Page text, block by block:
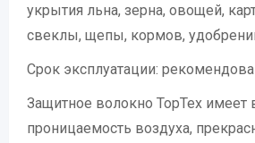
укрытия льна, зерна, овощей,
свеклы, щепы, кормов,
Срок эксплуатации:
Защитное волокно TopTex
проницаемость воздуха,